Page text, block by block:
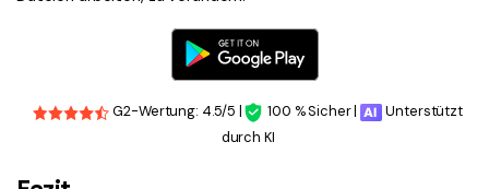
G2-Wertung: 4.5/5 | 100 % Sicher |
Unterstützt
durch KI